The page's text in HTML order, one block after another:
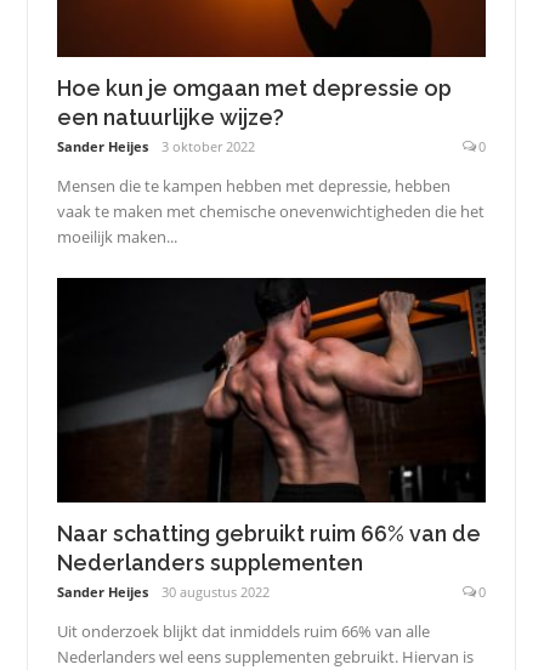
Hoe kun je omgaan met depressie op
een natuurlijke wijze?
Sander Heijes 3 oktober 2022 0
Mensen die te kampen hebben met depressie, hebben
vaak te maken met chemische onevenwichtigheden die het
moeilijk maken...
Naar schatting gebruikt ruim 66% van de
Nederlanders supplementen
Sander Heijes 30 augustus 2022 0
Uit onderzoek blijkt dat inmiddels ruim 66% van alle
Nederlanders wel eens supplementen gebruikt. Hiervan is